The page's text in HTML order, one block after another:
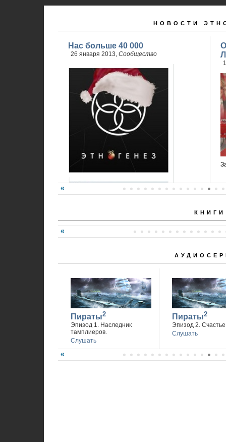
НОВОСТИ
Нас больше 40 000
26 января 2013, Сообщество
Спасибо, что вы с нами.
КНИГИ
Пираты2
Эпизод 1. Наследник
тамплиеров.
Слушать
Пираты2
Эпизод 2. Счастье
Слушать